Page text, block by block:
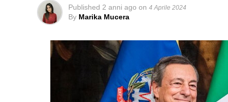
Published 2 anni ago on 4 Aprile 2024
By Marika Mucera